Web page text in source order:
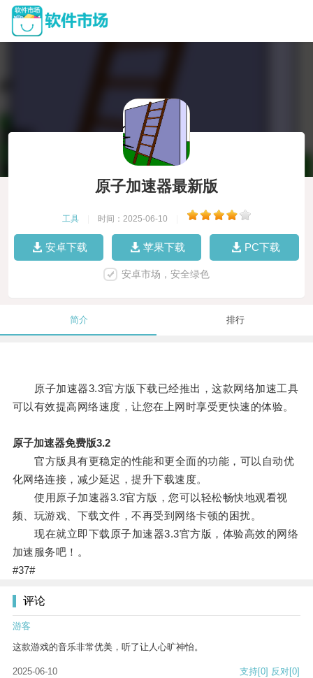
原子加速器最新版
工具 时间：2025-06-10
安卓下载 苹果下载 PC下载
安卓市场，安全绿色
简介 排行
原子加速器3.3官方版下载已经推出，这款网络加速工具
可以有效提高网络速度，让您在上网时享受更快速的体验。
原子加速器免费版3.2
官方版具有更稳定的性能和更全面的功能，可以自动优
化网络连接，减少延迟，提升下载速度。
使用原子加速器3.3官方版，您可以轻松畅快地观看视
频、玩游戏、下载文件，不再受到网络卡顿的困扰。
现在就立即下载原子加速器3.3官方版，体验高效的网络
加速服务吧！。
#37#
评论
游客
这款游戏的音乐非常优美，听了让人心旷神怡。
2025-06-10 支持[0] 反对[0]